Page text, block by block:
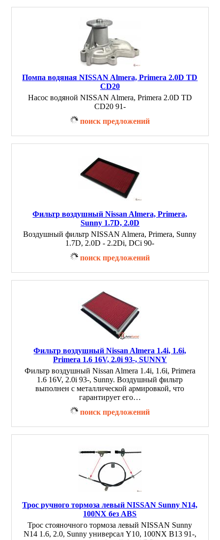
Помпа водяная NISSAN Almera, Primera 2.0D TD
CD20
Насос водяной NISSAN Almera, Primera 2.0D TD
CD20 91-
поиск предложений
Фильтр воздушный Nissan Almera, Primera,
Sunny 1.7D, 2.0D
Воздушный фильтр NISSAN Almera, Primera, Sunny
1.7D, 2.0D - 2.2Di, DCi 90-
поиск предложений
Фильтр воздушный Nissan Almera 1.4i, 1.6i,
Primera 1.6 16V, 2.0i 93-, SUNNY
Фильтр воздушный Nissan Almera 1.4i, 1.6i, Primera
1.6 16V, 2.0i 93-, Sunny. Воздушный фильтр
выполнен с металлической армировкой, что
гарантирует его…
поиск предложений
Трос ручного тормоза левый NISSAN Sunny N14,
100NX без ABS
Трос стояночного тормоза левый NISSAN Sunny
N14 1.6, 2.0, Sunny универсал Y10, 100NX B13 91-,